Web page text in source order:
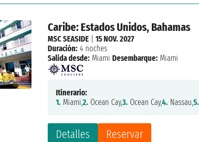
Caribe: Estados Unidos, Bahamas
Detalles Reservar
MSC SEASIDE |15 NOV. 2027
Duración: 4 noches
Salida desde: Miami Desembarque: Miami
Itinerario:
1. Miami,2. Ocean Cay,3. Ocean Cay,4. Nassau,5.